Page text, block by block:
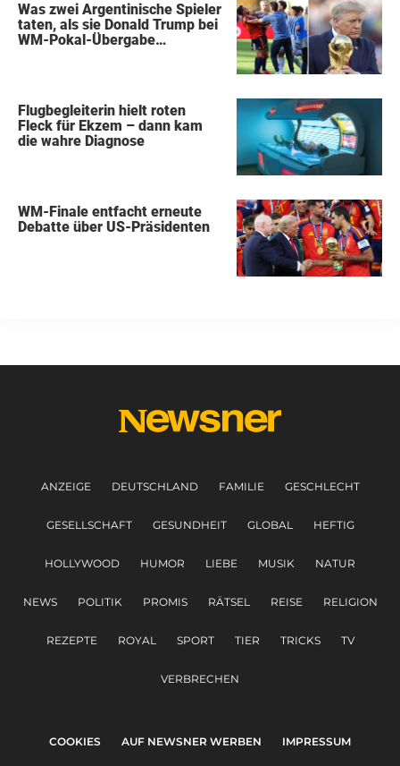
Was zwei Argentinische Spieler
taten, als sie Donald Trump bei
WM-Pokal-Übergabe
Flugbegleiterin hielt roten
Fleck für Ekzem – dann kam
die wahre Diagnose
WM-Finale entfacht erneute
Debatte über US-Präsidenten
ANZEIGE DEUTSCHLAND FAMILIE GESCHLECHT
GESELLSCHAFT GESUNDHEIT GLOBAL HEFTIG
HOLLYWOOD HUMOR LIEBE MUSIK NATUR
NEWS POLITIK PROMIS RÄTSEL REISE RELIGION
REZEPTE ROYAL SPORT TIER TRICKS TV
VERBRECHEN
COOKIES AUF NEWSNER WERBEN IMPRESSUM